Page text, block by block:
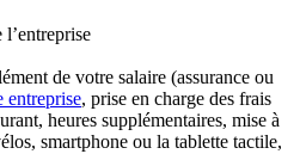
de votre salaire (assurance ou
entreprise, prise en charge des frais
heures supplémentaires, mise à
smartphone ou la tablette tactile,